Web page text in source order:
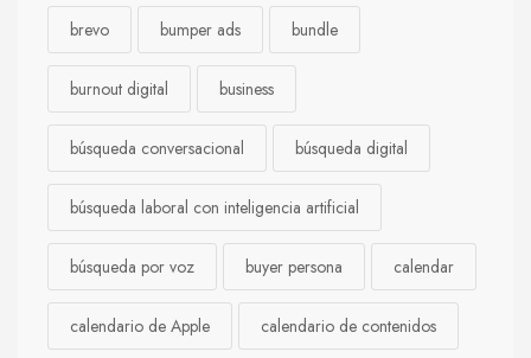
brevo bumper ads bundle
burnout digital business
búsqueda conversacional búsqueda digital
búsqueda laboral con inteligencia artificial
búsqueda por voz buyer persona calendar
calendario de Apple calendario de contenidos